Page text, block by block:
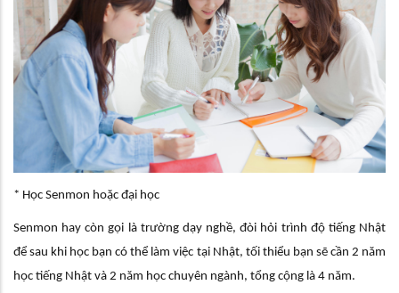
* Học Senmon hoặc đại học
Senmon hay còn gọi là trường dạy nghề, đòi hỏi trình độ tiếng Nhật
để sau khi học bạn có thể làm việc tại Nhật, tối thiểu bạn sẽ cần 2 năm
học tiếng Nhật và 2 năm học chuyên ngành, tổng cộng là 4 năm.